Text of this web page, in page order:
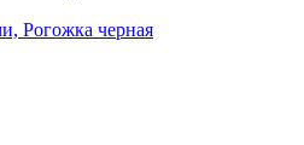
Рогожка черная